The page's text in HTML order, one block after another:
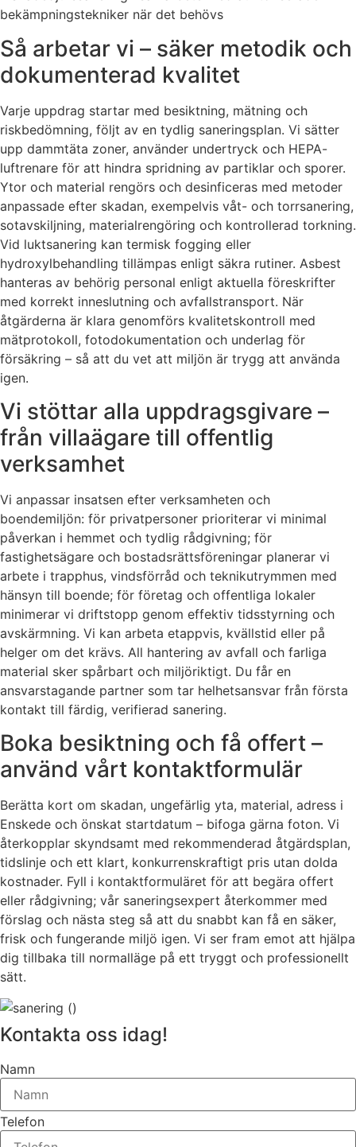
bekämpningstekniker när det behövs
Så arbetar vi – säker metodik och
dokumenterad kvalitet
Varje uppdrag startar med besiktning, mätning och
riskbedömning, följt av en tydlig saneringsplan. Vi sätter
upp dammtäta zoner, använder undertryck och HEPA-
luftrenare för att hindra spridning av partiklar och sporer.
Ytor och material rengörs och desinficeras med metoder
anpassade efter skadan, exempelvis våt- och torrsanering,
sotavskiljning, materialrengöring och kontrollerad torkning.
Vid luktsanering kan termisk fogging eller
hydroxylbehandling tillämpas enligt säkra rutiner. Asbest
hanteras av behörig personal enligt aktuella föreskrifter
med korrekt inneslutning och avfallstransport. När
åtgärderna är klara genomförs kvalitetskontroll med
mätprotokoll, fotodokumentation och underlag för
försäkring – så att du vet att miljön är trygg att använda
igen.
Vi stöttar alla uppdragsgivare –
från villaägare till offentlig
verksamhet
Vi anpassar insatsen efter verksamheten och
boendemiljön: för privatpersoner prioriterar vi minimal
påverkan i hemmet och tydlig rådgivning; för
fastighetsägare och bostadsrättsföreningar planerar vi
arbete i trapphus, vindsförråd och teknikutrymmen med
hänsyn till boende; för företag och offentliga lokaler
minimerar vi driftstopp genom effektiv tidsstyrning och
avskärmning. Vi kan arbeta etappvis, kvällstid eller på
helger om det krävs. All hantering av avfall och farliga
material sker spårbart och miljöriktigt. Du får en
ansvarstagande partner som tar helhetsansvar från första
kontakt till färdig, verifierad sanering.
Boka besiktning och få offert –
använd vårt kontaktformulär
Berätta kort om skadan, ungefärlig yta, material, adress i
Enskede och önskat startdatum – bifoga gärna foton. Vi
återkopplar skyndsamt med rekommenderad åtgärdsplan,
tidslinje och ett klart, konkurrenskraftigt pris utan dolda
kostnader. Fyll i kontaktformuläret för att begära offert
eller rådgivning; vår saneringsexpert återkommer med
förslag och nästa steg så att du snabbt kan få en säker,
frisk och fungerande miljö igen. Vi ser fram emot att hjälpa
dig tillbaka till normalläge på ett tryggt och professionellt
sätt.
Kontakta oss idag!
Namn
Telefon